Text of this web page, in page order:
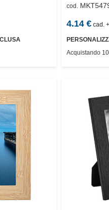
cod.
4.14€ cad.
Acquistando